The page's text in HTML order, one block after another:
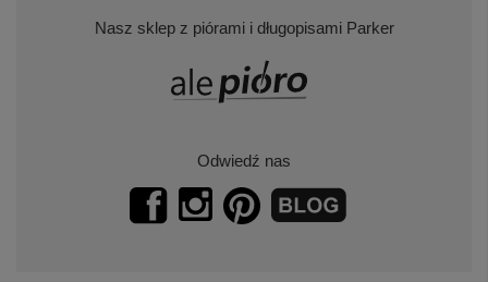
Nasz sklep z piórami i długopisami Parker
Odwiedź nas